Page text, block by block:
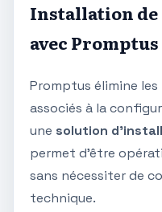
Installation de
avec Promptus
Promptus élimine
associés à la
une solution
permet d'être
sans nécessiter de
technique.